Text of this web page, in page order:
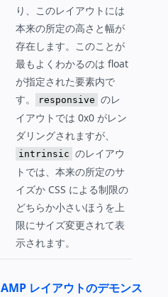
り、このレイアウトには
本来の所定の高さと幅が
存在します。このことが
最もよくわかるのは float
が指定された要素内で
す。
responsive のレ
イアウトでは 0x0 がレン
ダリングされますが、
intrinsic のレイアウ
トでは、本来の所定のサ
イズか CSS による制限の
どちらか小さいほうを上
限にサイズ変更されて表
示されます。
AMP レイアウトのデモンス